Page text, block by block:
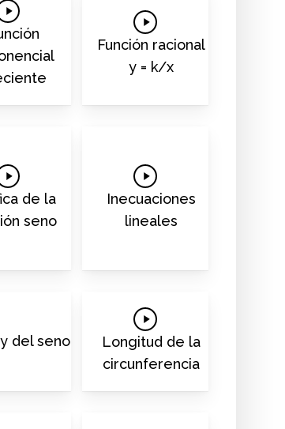
Play
Video
Función racional
y = k/x
de la
seno
Play
Video
Inecuaciones
lineales
del seno
Play
Video
Longitud de la
circunferencia